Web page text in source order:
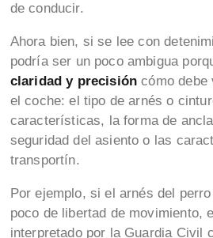
de conducir.
Ahora bien, si se lee con
podría ser un poco ambigua
claridad y precisióncómo debe
el coche: el tipo de arnés o
características, la forma de
seguridad del asiento o las
transportín.
Por ejemplo, si el arnés del
poco de libertad de movimiento,
interpretado por la Guardia Civil